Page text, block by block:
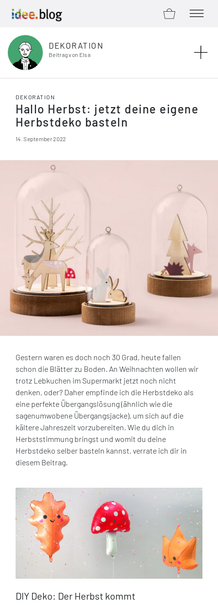
ZUM SHOPMENÜ
DEKORATION
Beitrag von Elsa
DEKORATION
Hallo Herbst: jetzt deine eigene
Herbstdeko basteln
14. September 2022
Gestern waren es doch noch 30 Grad, heute fallen
schon die Blätter zu Boden. An Weihnachten wollen wir
trotz Lebkuchen im Supermarkt jetzt noch nicht
denken, oder? Daher empfinde ich die Herbstdeko als
eine perfekte Übergangslösung (ähnlich wie die
sagenumwobene Übergangsjacke), um sich auf die
kältere Jahreszeit vorzubereiten. Wie du dich in
Herbststimmung bringst und womit du deine
Herbstdeko selber basteln kannst, verrate ich dir in
diesem Beitrag.
DIY Deko: Der Herbst kommt